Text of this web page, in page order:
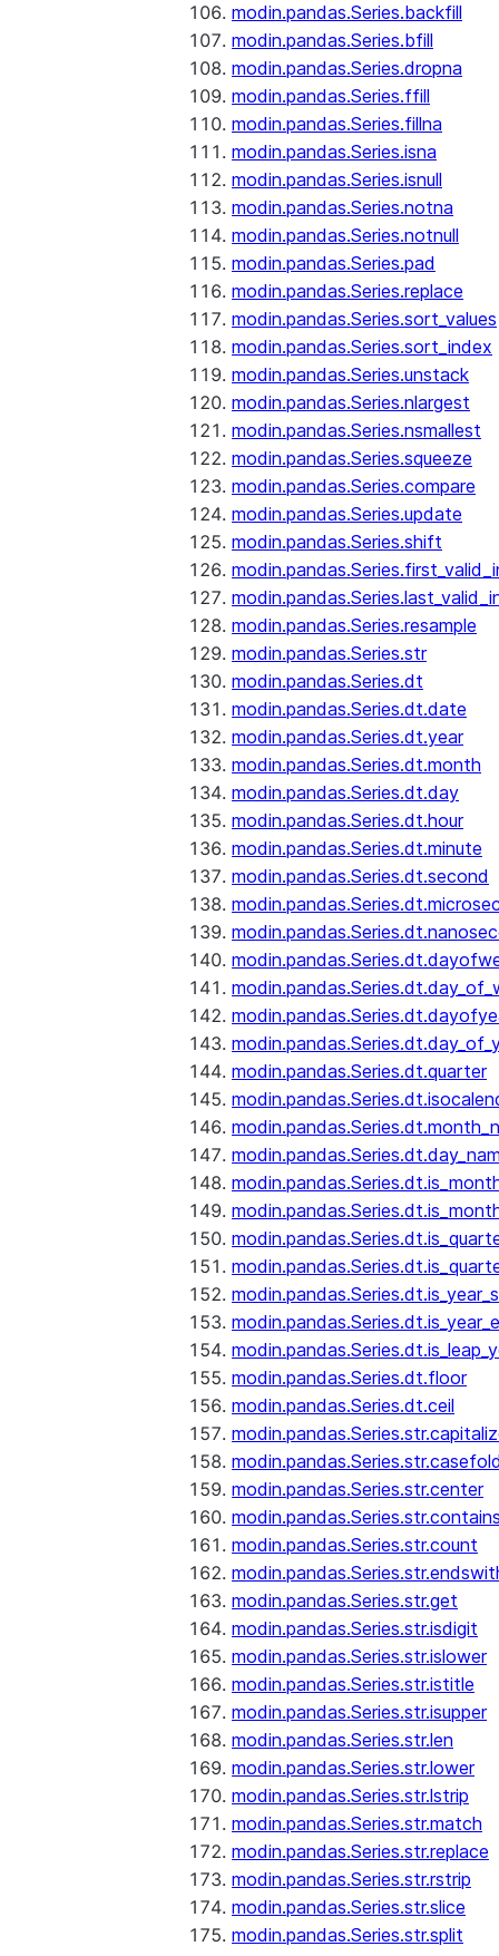
modin.pandas.Series.backfill
modin.pandas.Series.bfill
modin.pandas.Series.dropna
modin.pandas.Series.ffill
modin.pandas.Series.fillna
modin.pandas.Series.isna
modin.pandas.Series.isnull
modin.pandas.Series.notna
modin.pandas.Series.notnull
modin.pandas.Series.pad
modin.pandas.Series.replace
modin.pandas.Series.sort_values
modin.pandas.Series.sort_index
modin.pandas.Series.unstack
modin.pandas.Series.nlargest
modin.pandas.Series.nsmallest
modin.pandas.Series.squeeze
modin.pandas.Series.compare
modin.pandas.Series.update
modin.pandas.Series.shift
modin.pandas.Series.resample
modin.pandas.Series.str
modin.pandas.Series.dt
modin.pandas.Series.dt.date
modin.pandas.Series.dt.year
modin.pandas.Series.dt.month
modin.pandas.Series.dt.day
modin.pandas.Series.dt.hour
modin.pandas.Series.dt.minute
modin.pandas.Series.dt.second
modin.pandas.Series.dt.quarter
modin.pandas.Series.dt.floor
modin.pandas.Series.dt.ceil
modin.pandas.Series.str.center
modin.pandas.Series.str.count
modin.pandas.Series.str.get
modin.pandas.Series.str.isdigit
modin.pandas.Series.str.islower
modin.pandas.Series.str.istitle
modin.pandas.Series.str.isupper
modin.pandas.Series.str.len
modin.pandas.Series.str.lower
modin.pandas.Series.str.lstrip
modin.pandas.Series.str.match
modin.pandas.Series.str.replace
modin.pandas.Series.str.rstrip
modin.pandas.Series.str.slice
modin.pandas.Series.str.split